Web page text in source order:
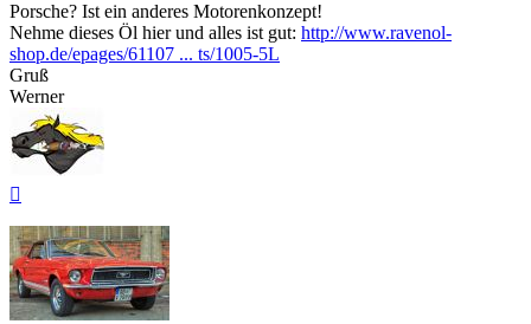
Porsche? Ist ein anderes Motorenkonzept!
Nehme dieses Öl hier und alles ist gut: http://www.ravenol-
shop.de/epages/61107 ... ts/1005-5L
Gruß
Werner